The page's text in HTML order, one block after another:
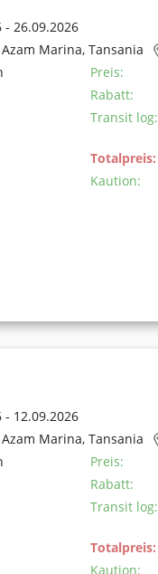
- 26.09.2026
Marina, Tansania
Preis:
Rabatt:
Transit log:
Totalpreis:
Kaution:
- 12.09.2026
Marina, Tansania
Preis:
Rabatt:
Transit log:
Totalpreis:
Kaution: